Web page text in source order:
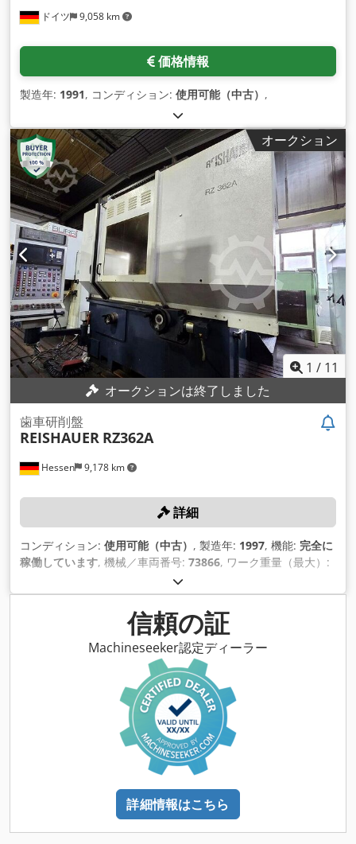
ドイツ 9,058 km
価格情報
製造年: 1991, コンディション: 使用可能（中古） ,
オークション
1 / 11
オークションは終了しました
Hessen 9,178 km
歯車研削盤
REISHAUER RZ362A
詳細
コンディション: 使用可能（中古） , 製造年: 1997, 機能: 完全に
稼働しています, 機械／車両番号: 73866, ワーク重量（最大）:
, 最大回転速度:
5,000 kg（キログラム）,
信頼の証
Machineseeker認定ディーラー
詳細情報はこちら